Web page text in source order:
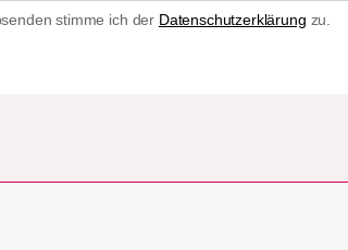
stimme ich der Datenschutzerklärung zu.